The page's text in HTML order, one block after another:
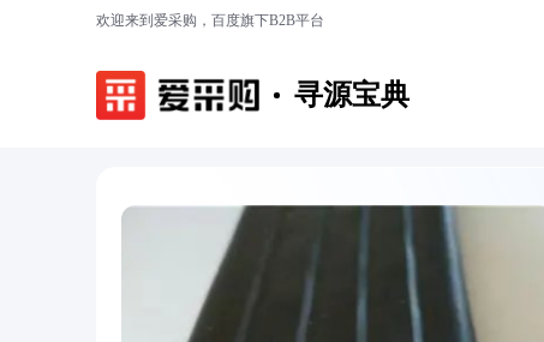
欢迎来到爱采购，百度旗下B2B平台
寻源宝典